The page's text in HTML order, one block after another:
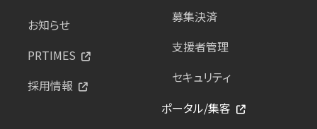
お知らせ
PRTIMES
採用情報
募集決済
支援者管理
セキュリティ
ポータル/集客